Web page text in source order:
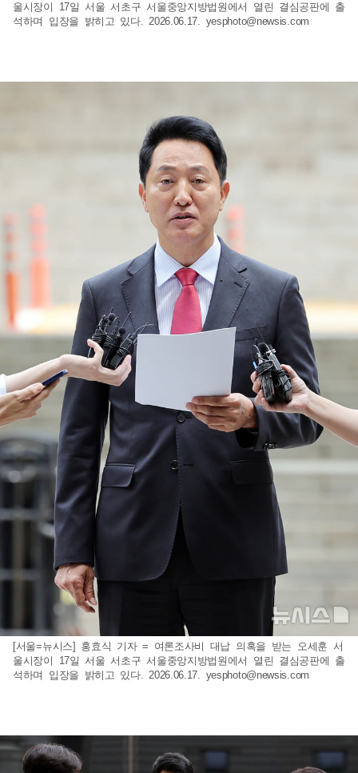
울시장이 17일 서울 서초구 서울중앙지방법원에서 열린 결심공판에 출
석하며 입장을 밝히고 있다. 2026.06.17. yesphoto@newsis.com
[서울=뉴시스] 홍효식 기자 = 여론조사비 대납 의혹을 받는 오세훈 서
울시장이 17일 서울 서초구 서울중앙지방법원에서 열린 결심공판에 출
석하며 입장을 밝히고 있다. 2026.06.17. yesphoto@newsis.com